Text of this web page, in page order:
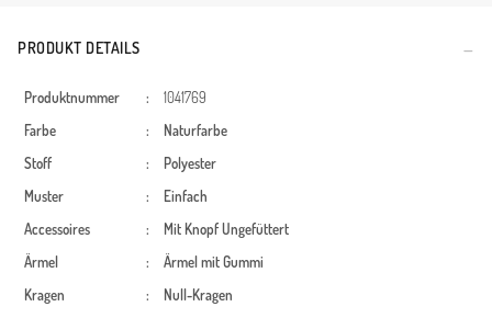
PRODUKT DETAILS
Produktnummer :
1041769
Farbe
:
Naturfarbe
Stoff
:
Polyester
Muster
:
Einfach
Accessoires
: Mit KnopfUngefüttert
Ärmel
:
Ärmel mit Gummi
Kragen
:
Null-Kragen